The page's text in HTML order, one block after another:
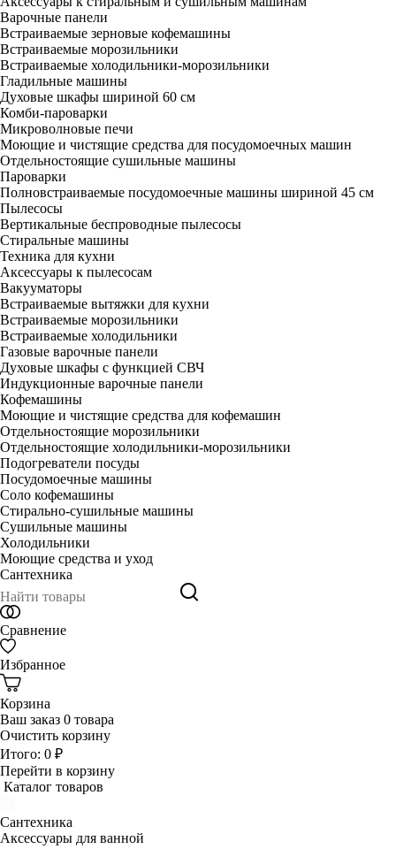
Варочные панели
Встраиваемые зерновые кофемашины
Встраиваемые морозильники
Встраиваемые холодильники-морозильники
Гладильные машины
Духовые шкафы шириной 60 см
Комби-пароварки
Микроволновые печи
Моющие и чистящие средства для посудомоечных машин
Отдельностоящие сушильные машины
Пароварки
Полновстраиваемые посудомоечные машины шириной 45 см
Пылесосы
Вертикальные беспроводные пылесосы
Стиральные машины
Техника для кухни
Аксессуары к пылесосам
Вакууматоры
Встраиваемые вытяжки для кухни
Встраиваемые морозильники
Встраиваемые холодильники
Газовые варочные панели
Духовые шкафы с функцией СВЧ
Индукционные варочные панели
Кофемашины
Моющие и чистящие средства для кофемашин
Отдельностоящие морозильники
Отдельностоящие холодильники-морозильники
Подогреватели посуды
Посудомоечные машины
Соло кофемашины
Стирально-сушильные машины
Сушильные машины
Холодильники
Моющие средства и уход
Сантехника
Сравнение
Избранное
Корзина
Ваш заказ 0 товара
Очистить корзину
Итого: 0 ₽
Перейти в корзину
Каталог товаров
Сантехника
Аксессуары для ванной